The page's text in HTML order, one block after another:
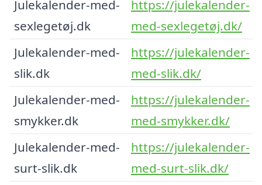
Julekalender-med-
sexlegetøj.dk
https://julekalender-
med-sexlegetøj.dk/
Julekalender-med-
slik.dk
https://julekalender-
med-slik.dk/
Julekalender-med-
smykker.dk
https://julekalender-
med-smykker.dk/
Julekalender-med-
surt-slik.dk
https://julekalender-
med-surt-slik.dk/